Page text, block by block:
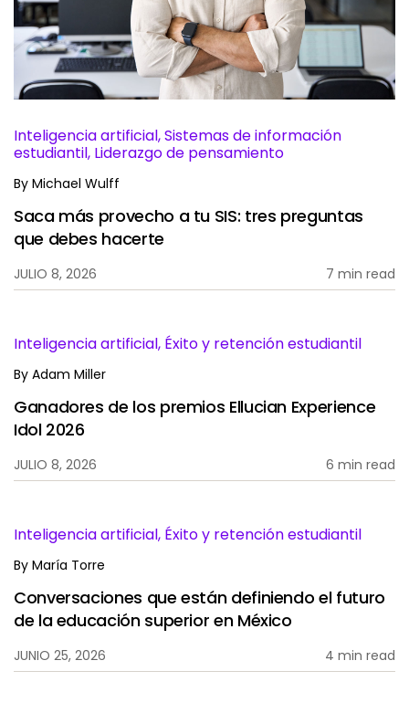
Servicios
Recursos
Compañía
Side navigation - Mexico (Spanish) - es-MX
Centro de información para clientes
Call to action - Mexico (Spanish) - es-MX
Inteligencia artificial, Sistemas de información
estudiantil, Liderazgo de pensamiento
By Michael Wulff
Saca más provecho a tu SIS: tres preguntas
que debes hacerte
JULIO 8, 2026 7 min read
Inteligencia artificial, Éxito y retención estudiantil
By Adam Miller
Ganadores de los premios Ellucian Experience
Idol 2026
JULIO 8, 2026 6 min read
Inteligencia artificial, Éxito y retención estudiantil
By María Torre
Conversaciones que están definiendo el futuro
de la educación superior en México
JUNIO 25, 2026 4 min read